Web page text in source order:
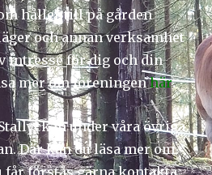
håller till på gården
och annan verksamhet
intresse för dig och din
mer om föreningenhär.
under våra övriga
Där kan du läsa mer om
får förstås gärna kontakta